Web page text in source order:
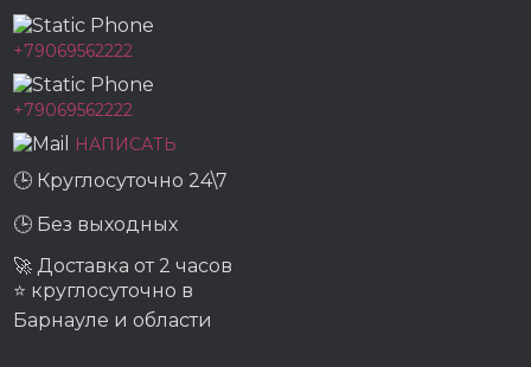
+79069562222
+79069562222
НАПИСАТЬ
🕒 Круглосуточно 24\7
🕒 Без выходных
🚀 Доставка от 2 часов
⭐ круглосуточно в
Барнауле и области